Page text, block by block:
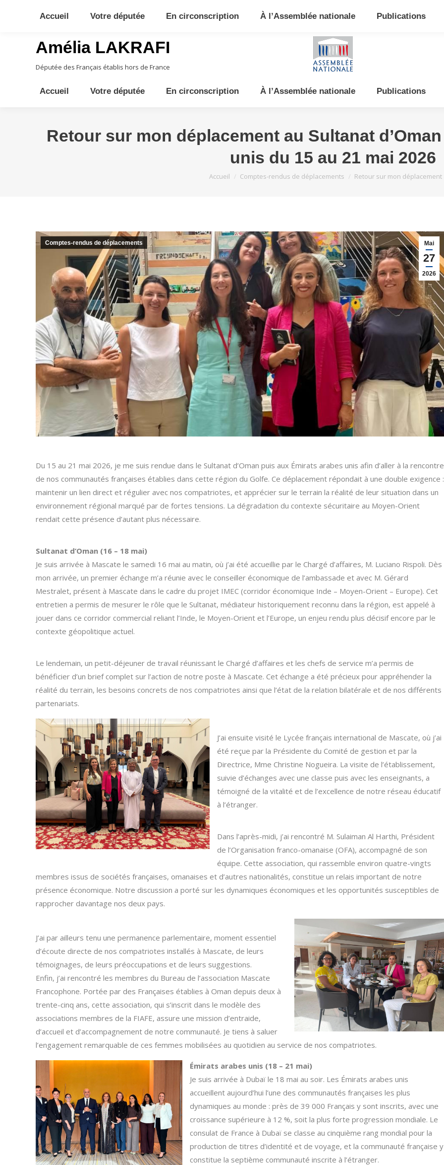
Amélia LAKRAFI
Députée des Français établis hors de France
Accueil Votre députée En circonscription À l’Assemblée nationale Publications
Retour sur mon déplacement au Sultanat
unis du 15 au 21 mai 2026
Vous êtes ici :
Accueil Comptes-rendus de déplacements Retour sur mon
Mai
27
2026
Comptes-rendus de déplacements
Du 15 au 21 mai 2026, je me suis rendue dans le Sultanat d’Oman puis aux Émirats arabes unis afin d’aller à la rencontre
de nos communautés françaises établies dans cette région du Golfe. Ce déplacement répondait à une double exigence :
maintenir un lien direct et régulier avec nos compatriotes, et apprécier sur le terrain la réalité de leur situation dans un
environnement régional marqué par de fortes tensions. La dégradation du contexte sécuritaire au Moyen-Orient
rendait cette présence d’autant plus nécessaire.
Sultanat d’Oman (16 – 18 mai)
Je suis arrivée à Mascate le samedi 16 mai au matin, où j’ai été accueillie par le Chargé d’affaires, M. Luciano Rispoli. Dès
mon arrivée, un premier échange m’a réunie avec le conseiller économique de l’ambassade et avec M. Gérard
Mestralet, présent à Mascate dans le cadre du projet IMEC (corridor économique Inde – Moyen-Orient – Europe). Cet
entretien a permis de mesurer le rôle que le Sultanat, médiateur historiquement reconnu dans la région, est appelé à
jouer dans ce corridor commercial reliant l’Inde, le Moyen-Orient et l’Europe, un enjeu rendu plus décisif encore par le
contexte géopolitique actuel.
Le lendemain, un petit-déjeuner de travail réunissant le Chargé d’affaires et les chefs de service m’a permis de
bénéficier d’un brief complet sur l’action de notre poste à Mascate. Cet échange a été précieux pour appréhender la
réalité du terrain, les besoins concrets de nos compatriotes ainsi que l’état de la relation bilatérale et de nos différents
partenariats.
J’ai ensuite visité le Lycée français international de Mascate, où j’ai
été reçue par la Présidente du Comité de gestion et par la
Directrice, Mme Christine Nogueira. La visite de l’établissement,
suivie d’échanges avec une classe puis avec les enseignants, a
témoigné de la vitalité et de l’excellence de notre réseau éducatif
à l’étranger.
Dans l’après-midi, j’ai rencontré M. Sulaiman Al Harthi, Président
de l’Organisation franco-omanaise (OFA), accompagné de son
équipe. Cette association, qui rassemble environ quatre-vingts
membres issus de sociétés françaises, omanaises et d’autres nationalités, constitue un relais important de notre
présence économique. Notre discussion a porté sur les dynamiques économiques et les opportunités susceptibles de
rapprocher davantage nos deux pays.
J’ai par ailleurs tenu une permanence parlementaire, moment essentiel
d’écoute directe de nos compatriotes installés à Mascate, de leurs
témoignages, de leurs préoccupations et de leurs suggestions.
Enfin, j’ai rencontré les membres du Bureau de l’association Mascate
Francophone. Portée par des Françaises établies à Oman depuis deux à
trente-cinq ans, cette association, qui s’inscrit dans le modèle des
associations membres de la FIAFE, assure une mission d’entraide,
d’accueil et d’accompagnement de notre communauté. Je tiens à saluer
l’engagement remarquable de ces femmes mobilisées au quotidien au service de nos compatriotes.
Émirats arabes unis (18 – 21 mai)
Je suis arrivée à Dubaï le 18 mai au soir. Les Émirats arabes unis
accueillent aujourd’hui l’une des communautés françaises les plus
dynamiques au monde : près de 39 000 Français y sont inscrits, avec une
croissance supérieure à 12 %, soit la plus forte progression mondiale. Le
consulat de France à Dubaï se classe au cinquième rang mondial pour la
production de titres d’identité et de voyage, et la communauté française y
constitue la septième communauté inscrite à l’étranger.
Accueil Votre députée En circonscription À l’Assemblée nationale Publications